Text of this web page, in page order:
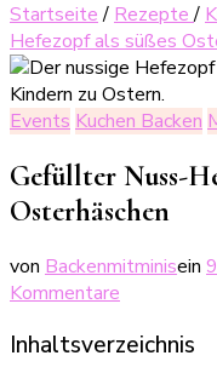
Startseite / Rezepte/
Hefezopf als süßes
Events Kuchen Backen
Gefüllter Nuss-
Osterhäschen
von Backenmitminisein
Kommentare
Nuss-
Inhaltsverzeichnis